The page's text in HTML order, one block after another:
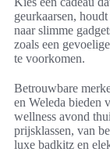
geurkaarsen,
naar slimme
zoals een
te voorkomen.
Betrouwbare
en Weleda bieden
wellness avond
prijsklassen, van
luxe badkitz en